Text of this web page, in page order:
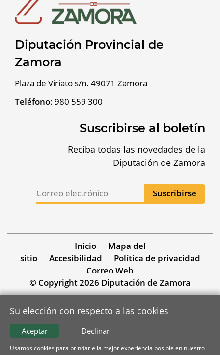
Diputación Provincial de
Zamora
Plaza de Viriato s/n. 49071 Zamora
Teléfono: 980 559 300
Suscribirse al boletín
Reciba todas las novedades de la
Diputación de Zamora
Inicio
Mapa del
sitio
Accesibilidad
Política de privacidad
Correo Web
© Copyright 2026 Diputación de Zamora
Su elección con respecto a las cookies
Declinar
Aceptar
Usamos cookies para brindarle la mejor experiencia posible en nuestro